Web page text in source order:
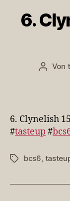
6.
Von
6. Clynelish
#tasteup #
Schlagwörter
bcs6,